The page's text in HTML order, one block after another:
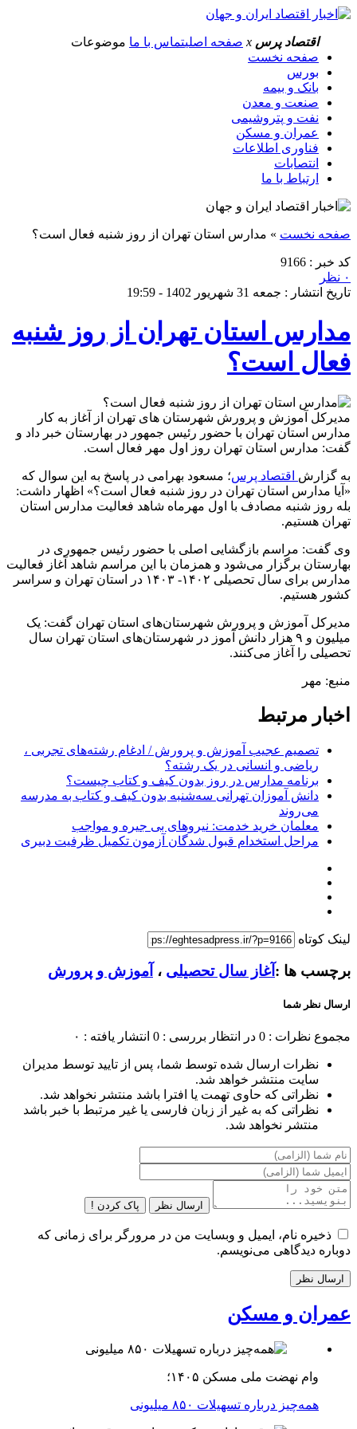
اقتصاد پرس x صفحه اصلیتماس با ما موضوعات
صفحه نخست
بورس
بانک و بیمه
صنعت و معدن
نفت و پتروشیمی
عمران و مسکن
فناوری اطلاعات
انتصابات
ارتباط با ما
صفحه نخست » مدارس استان تهران از روز شنبه فعال است؟
کد خبر : 9166
۰ نظر
تاریخ انتشار : جمعه 31 شهریور 1402 - 19:59
مدارس استان تهران از روز شنبه
فعال است؟
مدیرکل آموزش و پرورش شهرستان های تهران از آغاز به کار
مدارس استان تهران با حضور رئیس جمهور در بهارستان خبر داد و
گفت: مدارس استان تهران روز اول مهر فعال است.
به گزارش اقتصاد پرس؛ مسعود بهرامی در پاسخ به این سوال که
«آیا مدارس استان تهران در روز شنبه فعال است؟» اظهار داشت:
بله روز شنبه مصادف با اول مهرماه شاهد فعالیت مدارس استان
تهران هستیم.
وی گفت: مراسم بازگشایی اصلی با حضور رئیس جمهوری در
بهارستان برگزار می‌شود و همزمان با این مراسم شاهد آغاز فعالیت
مدارس برای سال تحصیلی ۱۴۰۲- ۱۴۰۳ در استان تهران و سراسر
کشور هستیم.
مدیرکل آموزش و پرورش شهرستان‌های استان تهران گفت: یک
میلیون و ۹ هزار دانش آموز در شهرستان‌های استان تهران سال
تحصیلی را آغاز می‌کنند.
منبع: مهر
اخبار مرتبط
تصمیم عجیب آموزش و پرورش / ادغام رشته‌های تجربی ،
ریاضی و انسانی در یک رشته؟
برنامه مدارس در روز بدون کیف و کتاب چیست؟
دانش آموزان تهرانی سه‌شنبه بدون کیف و کتاب به مدرسه
می‌روند
معلمان خرید خدمت: نیروهای بی جیره و مواجب
مراحل استخدام قبول شدگان آزمون تکمیل ظرفیت دبیری
لینک کوتاه
برچسب ها : آغاز سال تحصیلی ، آموزش و پرورش
ارسال نظر شما
مجموع نظرات : 0 در انتظار بررسی : 0 انتشار یافته : ۰
نظرات ارسال شده توسط شما، پس از تایید توسط مدیران
سایت منتشر خواهد شد.
نظراتی که حاوی تهمت یا افترا باشد منتشر نخواهد شد.
نظراتی که به غیر از زبان فارسی یا غیر مرتبط با خبر باشد
منتشر نخواهد شد.
ارسال نظر پاک کردن !
ذخیره نام، ایمیل و وبسایت من در مرورگر برای زمانی که
دوباره دیدگاهی می‌نویسم.
عمران و مسکن
وام نهضت ملی مسکن ۱۴۰۵؛
همه‌چیز درباره تسهیلات ۸۵۰ میلیونی